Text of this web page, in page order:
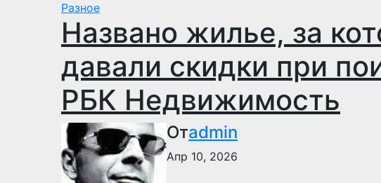
Разное
Названо жилье, за
давали скидки при
РБК Недвижимость
Отadmin
Апр 10, 2026